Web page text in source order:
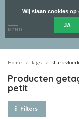
MENU
Home Tags shark
Producten
petit
Filters
Wij slaan cookies op
JA